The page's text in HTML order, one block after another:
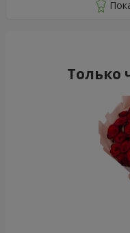
Только